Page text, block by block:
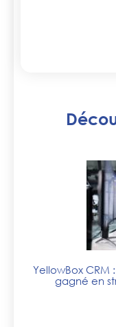
YellowBox
gagné en